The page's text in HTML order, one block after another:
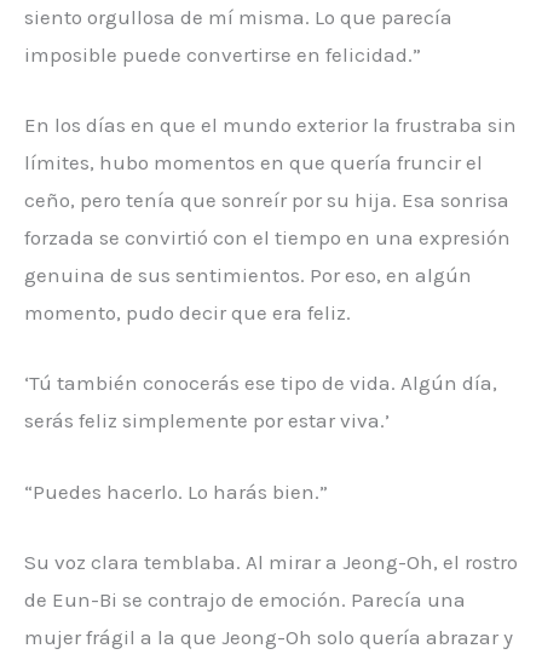
siento orgullosa de mí misma. Lo que parecía
imposible puede convertirse en felicidad.”
En los días en que el mundo exterior la frustraba sin
límites, hubo momentos en que quería fruncir el
ceño, pero tenía que sonreír por su hija. Esa sonrisa
forzada se convirtió con el tiempo en una expresión
genuina de sus sentimientos. Por eso, en algún
momento, pudo decir que era feliz.
‘Tú también conocerás ese tipo de vida. Algún día,
serás feliz simplemente por estar viva.’
“Puedes hacerlo. Lo harás bien.”
Su voz clara temblaba. Al mirar a Jeong-Oh, el rostro
de Eun-Bi se contrajo de emoción. Parecía una
mujer frágil a la que Jeong-Oh solo quería abrazar y